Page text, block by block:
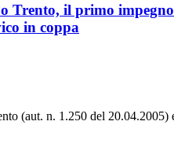
Trento, il primo
in coppa
(aut. n. 1.250 del 20.04.2005)